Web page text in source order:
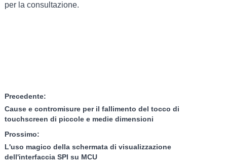
per la consultazione.
Precedente:
Cause e contromisure per il fallimento del tocco di
touchscreen di piccole e medie dimensioni
Prossimo:
L'uso magico della schermata di visualizzazione
dell'interfaccia SPI su MCU